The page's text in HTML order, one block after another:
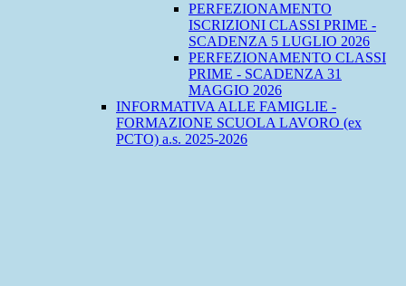
PERFEZIONAMENTO
ISCRIZIONI CLASSI PRIME -
SCADENZA 5 LUGLIO 2026
PERFEZIONAMENTO CLASSI
PRIME - SCADENZA 31
MAGGIO 2026
INFORMATIVA ALLE FAMIGLIE -
FORMAZIONE SCUOLA LAVORO (ex
PCTO) a.s. 2025-2026